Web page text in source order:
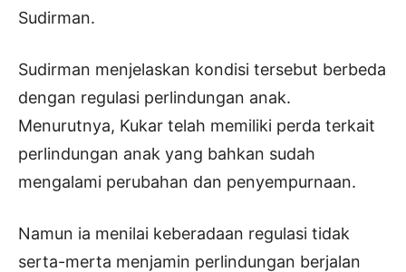
Sudirman.
Sudirman menjelaskan kondisi tersebut berbeda
dengan regulasi perlindungan anak.
Menurutnya, Kukar telah memiliki perda terkait
perlindungan anak yang bahkan sudah
mengalami perubahan dan penyempurnaan.
Namun ia menilai keberadaan regulasi tidak
serta-merta menjamin perlindungan berjalan